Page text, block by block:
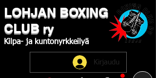
LOHJAN ​BOXING
CLUB ry
Kilpa- ja kuntonyrkkeilyä
Kirjaudu